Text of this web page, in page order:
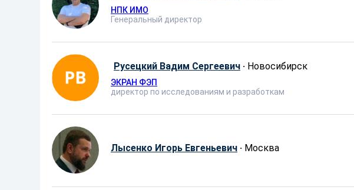
НПК ИМО
Генеральный директор
Русецкий Вадим Сергеевич · Новосибирск
ЭКРАН ФЭП
директор по исследованиям и разработкам
Лысенко Игорь Евгеньевич · Москва